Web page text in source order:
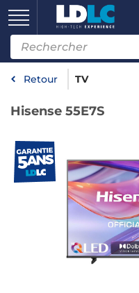
Retour TV
Hisense 55E7S